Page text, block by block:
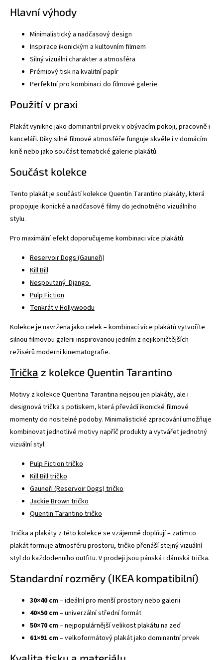
Hlavní výhody
Minimalistický a nadčasový design
Inspirace ikonickým a kultovním filmem
Silný vizuální charakter a atmosféra
Prémiový tisk na kvalitní papír
Perfektní pro kombinaci do filmové galerie
Použití v praxi
Plakát vynikne jako dominantní prvek v obývacím pokoji, pracovně i
kanceláři. Díky silné filmové atmosféře funguje skvěle i v domácím
kině nebo jako součást tematické galerie plakátů.
Součást kolekce
Tento plakát je součástí kolekce Quentin Tarantino plakáty, která
propojuje ikonické a nadčasové filmy do jednotného vizuálního
stylu.
Pro maximální efekt doporučujeme kombinaci více plakátů:
Reservoir Dogs (Gauneři)
Kill Bill
Nespoutaný Django
Pulp Fiction
Tenkrát v Hollywoodu
Kolekce je navržena jako celek – kombinací více plakátů vytvoříte
silnou filmovou galerii inspirovanou jedním z nejikoničtějších
režisérů moderní kinematografie.
Trička z kolekce Quentin Tarantino
Motivy z kolekce Quentina Tarantina nejsou jen plakáty, ale i
designová trička s potiskem, která převádí ikonické filmové
momenty do nositelné podoby. Minimalistické zpracování umožňuje
kombinovat jednotlivé motivy napříč produkty a vytvářet jednotný
vizuální styl.
Pulp Fiction tričko
Kill Bill tričko
Gauneři (Reservoir Dogs) tričko
Jackie Brown tričko
Quentin Tarantino tričko
Trička a plakáty z této kolekce se vzájemně doplňují – zatímco
plakát formuje atmosféru prostoru, tričko přenáší stejný vizuální
styl do každodenního outfitu. V prodeji jsou pánská i dámská trička.
Standardní rozměry (IKEA kompatibilní)
30×40 cm– ideální pro menší prostory nebo galerii
40×50 cm– univerzální střední formát
50×70 cm– nejpopulárnější velikost plakátu na zeď
61×91 cm– velkoformátový plakát jako dominantní prvek